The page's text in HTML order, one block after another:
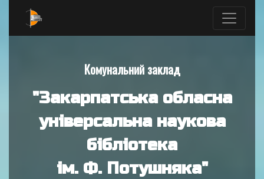
Комунальний заклад
"Закарпатська обласна
універсальна наукова
бібліотека
ім. Ф. Потушняка"